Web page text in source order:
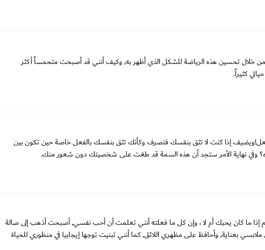
خلال تحسين هذه الرياضة للشكل الذي أظهر به, وكيف أنني قد أصبحت متحمساً أكثر
كثيراً.
إذا كنت لا تثق بنفسك فتصرف وكأنك تثق بنفسك بالفعل خاصة حين تكون بين
وفي نهاية الأمر ستجد أن هذه السمة قد طغت على شخصيتك دون شعور منك.
ما كان يحبك أم لا ، وإن كل ما فعلته أنني تعلمت أن أحب نفسي, أصبحت أذهب إلى صالة
بعناية, وأحافظ على مظهري اللائق, كما أنني تبنيت توجها إيجابيا في منظوري للحياة